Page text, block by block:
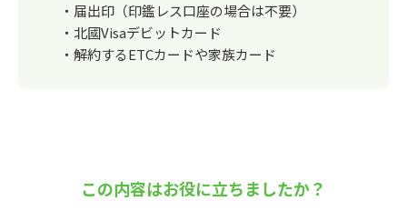
・届出印（印鑑レス口座の場合は不要）
・北國Visaデビットカード
・解約するETCカードや家族カード
この内容はお役に立ちましたか？